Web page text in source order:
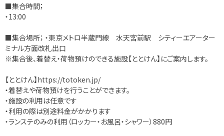
■集合時間；
・13:00
■集合場所； ・東京メトロ半蔵門線 水天宮前駅 シティーエアーター
ミナル方面改札出口
※集合後、着替え・荷物預けのできる施設【ととけん】にご案内します。
【ととけん】https://totoken.jp/
・着替えや荷物預けを行うことができます。
・施設の利用は任意です
・利用の際は別途料金がかかります
・ランステのみの利用（ロッカー・お風呂・シャワー）880円